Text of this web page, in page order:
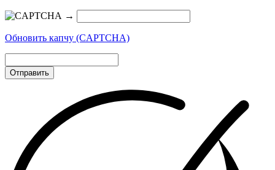
→
Обновить капчу (CAPTCHA)
Отправить